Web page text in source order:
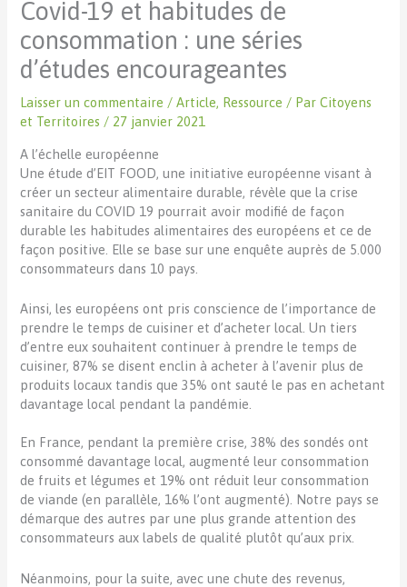
Covid-19 et habitudes de
consommation : une séries
d’études encourageantes
Laisser un commentaire /Article, Ressource / ParCitoyens
et Territoires / 27 janvier 2021
A l’échelle européenne
Une étude d’EIT FOOD, une initiative européenne visant à
créer un secteur alimentaire durable, révèle que la crise
sanitaire du COVID 19 pourrait avoir modifié de façon
durable les habitudes alimentaires des européens et ce de
façon positive. Elle se base sur une enquête auprès de 5.000
consommateurs dans 10 pays.
Ainsi, les européens ont pris conscience de l’importance de
prendre le temps de cuisiner et d’acheter local. Un tiers
d’entre eux souhaitent continuer à prendre le temps de
cuisiner, 87% se disent enclin à acheter à l’avenir plus de
produits locaux tandis que 35% ont sauté le pas en achetant
davantage local pendant la pandémie.
En France, pendant la première crise, 38% des sondés ont
consommé davantage local, augmenté leur consommation
de fruits et légumes et 19% ont réduit leur consommation
de viande (en parallèle, 16% l’ont augmenté). Notre pays se
démarque des autres par une plus grande attention des
consommateurs aux labels de qualité plutôt qu’aux prix.
Néanmoins, pour la suite, avec une chute des revenus,